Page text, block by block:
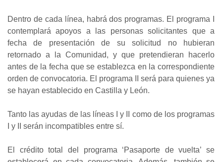
Dentro de cada línea, habrá dos programas. El programa I
contemplará apoyos a las personas solicitantes que a
fecha de presentación de su solicitud no hubieran
retornado a la Comunidad, y que pretendieran hacerlo
antes de la fecha que se establezca en la correspondiente
orden de convocatoria. El programa II será para quienes ya
se hayan establecido en Castilla y León.
Tanto las ayudas de las líneas I y II como de los programas
I y II serán incompatibles entre sí.
El crédito total del programa ‘Pasaporte de vuelta’ se